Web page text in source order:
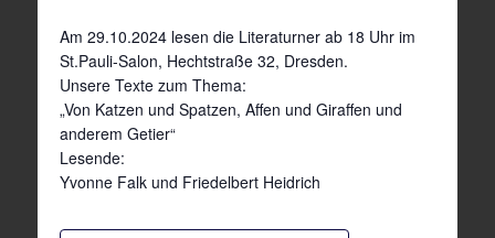
Am 29.10.2024 lesen die Literaturner ab 18 Uhr im
St.Pauli-Salon, Hechtstraße 32, Dresden.
Unsere Texte zum Thema:
„Von Katzen und Spatzen, Affen und Giraffen und
anderem Getier“
Lesende:
Yvonne Falk und Friedelbert Heidrich